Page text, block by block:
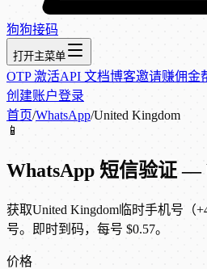
狗狗接码
打开主菜单
OTP 激活API 文档博客邀请赚佣金
创建账户登录
首页/WhatsApp/United Kingdom
📱
WhatsApp 短信验证 —
获取United Kingdom临时手机号（
号。即时到码，每号 $0.57。
价格